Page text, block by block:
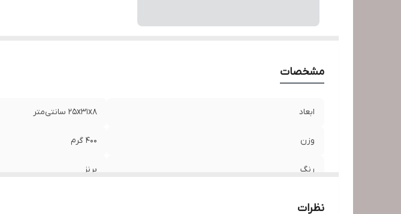
مشخصات
ابعاد 25x31x8 سانتی‌متر
وزن 400 گرم
رنگ برنز
نظرات